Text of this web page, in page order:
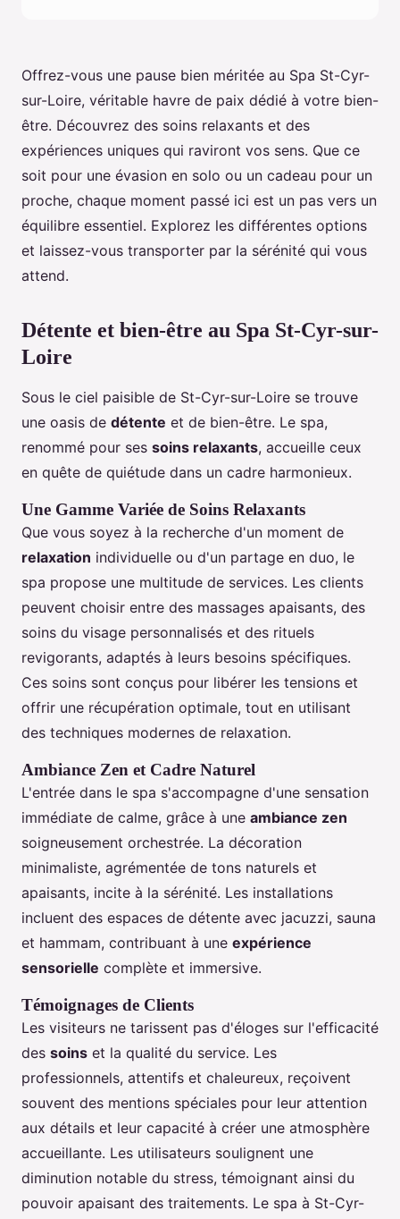
Offrez-vous une pause bien méritée au Spa St-Cyr-
sur-Loire, véritable havre de paix dédié à votre bien-
être. Découvrez des soins relaxants et des
expériences uniques qui raviront vos sens. Que ce
soit pour une évasion en solo ou un cadeau pour un
proche, chaque moment passé ici est un pas vers un
équilibre essentiel. Explorez les différentes options
et laissez-vous transporter par la sérénité qui vous
attend.
Détente et bien-être au Spa St-Cyr-sur-
Loire
Sous le ciel paisible de St-Cyr-sur-Loire se trouve
une oasis de détente et de bien-être. Le spa,
renommé pour ses soins relaxants, accueille ceux
en quête de quiétude dans un cadre harmonieux.
Une Gamme Variée de Soins Relaxants
Que vous soyez à la recherche d'un moment de
relaxation individuelle ou d'un partage en duo, le
spa propose une multitude de services. Les clients
peuvent choisir entre des massages apaisants, des
soins du visage personnalisés et des rituels
revigorants, adaptés à leurs besoins spécifiques.
Ces soins sont conçus pour libérer les tensions et
offrir une récupération optimale, tout en utilisant
des techniques modernes de relaxation.
Ambiance Zen et Cadre Naturel
L'entrée dans le spa s'accompagne d'une sensation
immédiate de calme, grâce à une ambiance zen
soigneusement orchestrée. La décoration
minimaliste, agrémentée de tons naturels et
apaisants, incite à la sérénité. Les installations
incluent des espaces de détente avec jacuzzi, sauna
et hammam, contribuant à une expérience
sensorielle complète et immersive.
Témoignages de Clients
Les visiteurs ne tarissent pas d'éloges sur l'efficacité
des soins et la qualité du service. Les
professionnels, attentifs et chaleureux, reçoivent
souvent des mentions spéciales pour leur attention
aux détails et leur capacité à créer une atmosphère
accueillante. Les utilisateurs soulignent une
diminution notable du stress, témoignant ainsi du
pouvoir apaisant des traitements. Le spa à St-Cyr-